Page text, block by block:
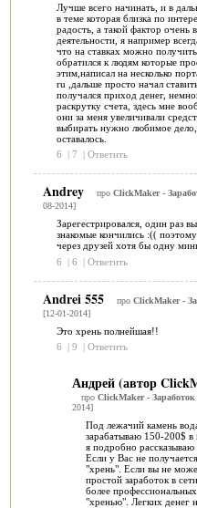
Лучше всего начинать, и в
в теме которая близка по
радость, а такой фактор очень
деятельности, я например
что на ставках можно
обратился к людям которые
этим,написал на несколько
ru ,дальше просто начал
получался приход денег,
раскрутку счета, здесь мне
они за меня увеличивали
выбирать нужно любимое
оставалось.
6
| 7 | Ответить
Andrey про ClickMaker -
08-2014]
Зарегестрировался, один раз
знакомые кончились :((
через друзей хотя бы одну
6
| 6 | Ответить
Andrei 555 про ClickMaker -
[12-01-2014]
Это хрень полнейшая!!
6
| 9 | Ответить
Андрей (автор
про ClickMaker -
2014]
Под лежачий камень
зарабатываю 150-200$
я подробно
Если у Вас не
"хрень". Если вы не
простой заработок в
более
"хренью". Легких денег